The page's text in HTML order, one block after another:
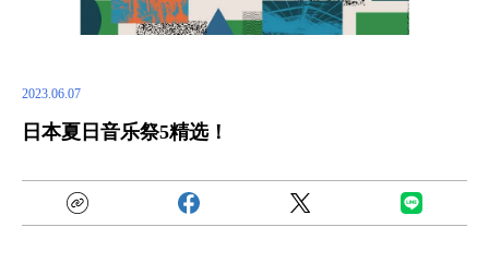
2023.06.07
日本夏日音乐祭5精选！